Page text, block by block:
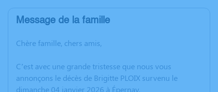
Message de la famille
Chère famille, chers amis,
C’est avec une grande tristesse que nous vous
annonçons le décès de Brigitte PLOIX survenu le
dimanche 04 janvier 2026 à Épernay.